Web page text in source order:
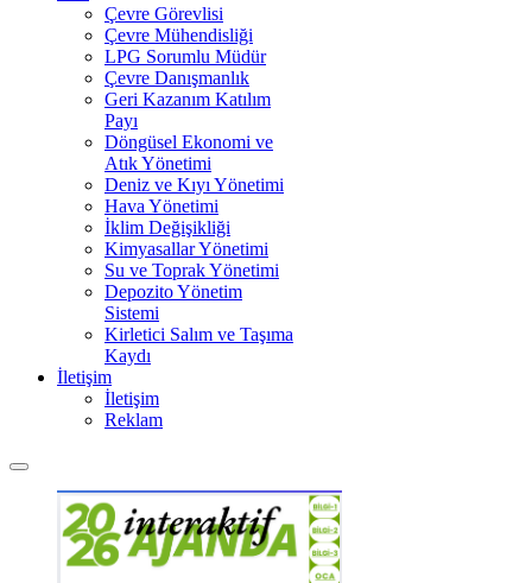
Çevre Görevlisi
Çevre Mühendisliği
LPG Sorumlu Müdür
Çevre Danışmanlık
Geri Kazanım Katılım
Payı
Döngüsel Ekonomi ve
Atık Yönetimi
Deniz ve Kıyı Yönetimi
Hava Yönetimi
İklim Değişikliği
Kimyasallar Yönetimi
Su ve Toprak Yönetimi
Depozito Yönetim
Sistemi
Kirletici Salım ve Taşıma
Kaydı
İletişim
İletişim
Reklam